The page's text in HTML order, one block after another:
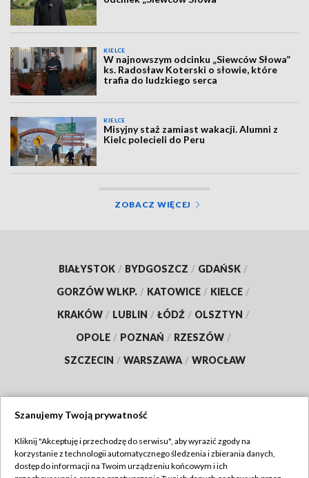
KIELCE
W najnowszym odcinku „Siewców Słowa”
ks. Radosław Koterski o słowie, które
trafia do ludzkiego serca
KIELCE
Misyjny staż zamiast wakacji. Alumni z
Kielc polecieli do Peru
ZOBACZ WIĘCEJ
BIAŁYSTOK / BYDGOSZCZ / GDAŃSK /
GORZÓW WLKP. / KATOWICE / KIELCE /
KRAKÓW / LUBLIN / ŁÓDŹ / OLSZTYN /
OPOLE / POZNAŃ / RZESZÓW /
SZCZECIN / WARSZAWA / WROCŁAW
TVP
Szanujemy Twoją prywatność
Kliknij "Akceptuję i przechodzę do serwisu", aby wyrazić zgody na
korzystanie z technologii automatycznego śledzenia i zbierania danych,
dostęp do informacji na Twoim urządzeniu końcowym i ich